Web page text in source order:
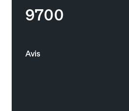
9700
Avis